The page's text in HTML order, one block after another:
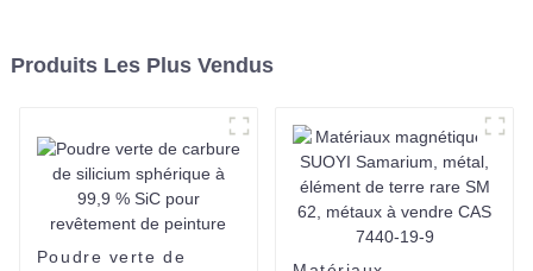
Produits Les Plus Vendus
Poudre verte de